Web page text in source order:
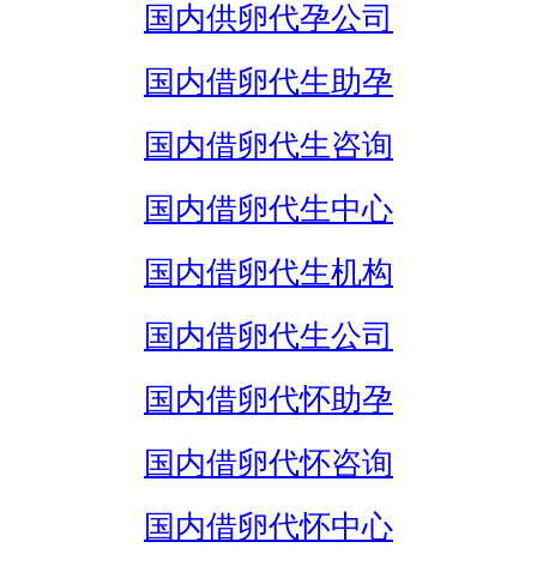
国内供卵代孕公司
国内借卵代生助孕
国内借卵代生咨询
国内借卵代生中心
国内借卵代生机构
国内借卵代生公司
国内借卵代怀助孕
国内借卵代怀咨询
国内借卵代怀中心